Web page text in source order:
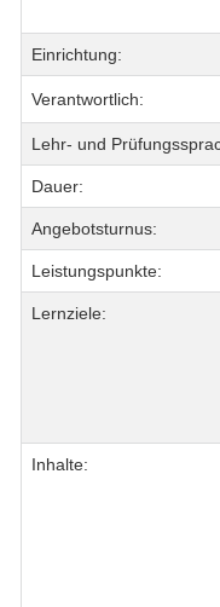
Einrichtung:
Verantwortlich:
Lehr- und
Dauer:
Angebotsturnus:
Leistungspunkte:
Lernziele:
Inhalte: